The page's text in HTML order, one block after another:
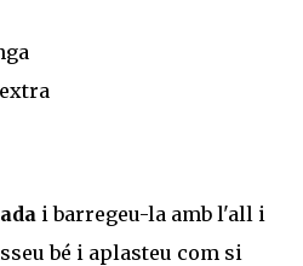
i barregeu-la amb l'all i
bé i aplasteu com si